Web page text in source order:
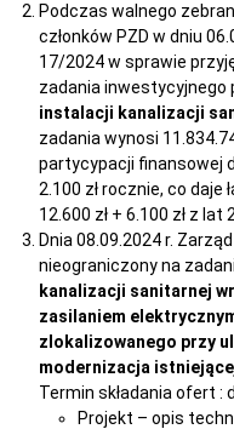
Podczas walnego
członków PZD w dniu
17/2024 w sprawie
zadania inwestycyjnego
instalacji kanalizacji
zadania wynosi
partycypacji finansowej
2.100 zł rocznie, co daje
12.600 zł + 6.100 zł z lat
Dnia 08.09.2024 r.
nieograniczony na
kanalizacji sanitarnej
zasilaniem
zlokalizowanego przy
modernizacja
Termin składania ofert :
Projekt – opis